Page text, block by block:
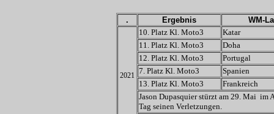
. Ergebnis WM-
2021
10. Platz Kl. Moto3
Katar
11. Platz Kl. Moto3
Doha
12. Platz Kl. Moto3
Portugal
7. Platz Kl. Moto3
Spanien
13. Platz Kl. Moto3
Frankreich
Jason Dupasquier stürzt am 29. Mai im
Tag seinen Verletzungen.